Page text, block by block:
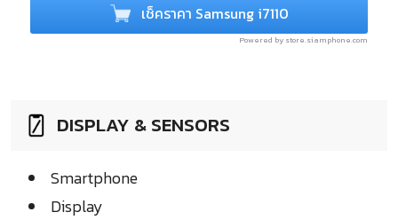
เช็คราคา Samsung i7110
Powered by store.siamphone.com
DISPLAY & SENSORS
Smartphone
Display